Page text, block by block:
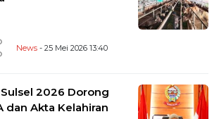
News - 25 Mei 2026 13:40
2026 Dorong
dan Akta Kelahiran